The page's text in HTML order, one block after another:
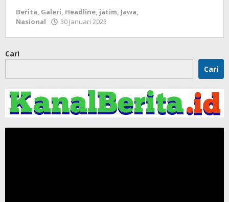
Berita, Galeri, Headline, jatim, Jawa,
Nasional
30 Januari 2023
Cari
Cari